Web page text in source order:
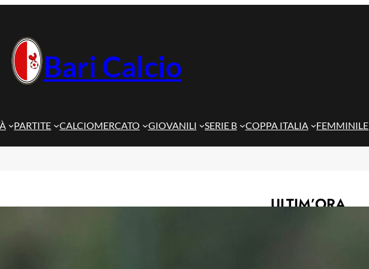
Bari Calcio
PARTITE CALCIOMERCATO GIOVANILI SERIE B COPPA ITALIA FEMMINILE
ULTIM’ORA